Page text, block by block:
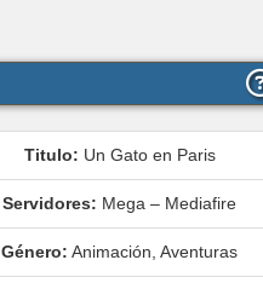
Titulo: Un Gato en Paris
Servidores: Mega – Mediafire
Género: Animación, Aventuras